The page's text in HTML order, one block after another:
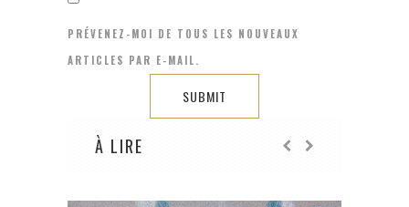
PRÉVENEZ-MOI DE TOUS LES NOUVEAUX
ARTICLES PAR E-MAIL.
À LIRE